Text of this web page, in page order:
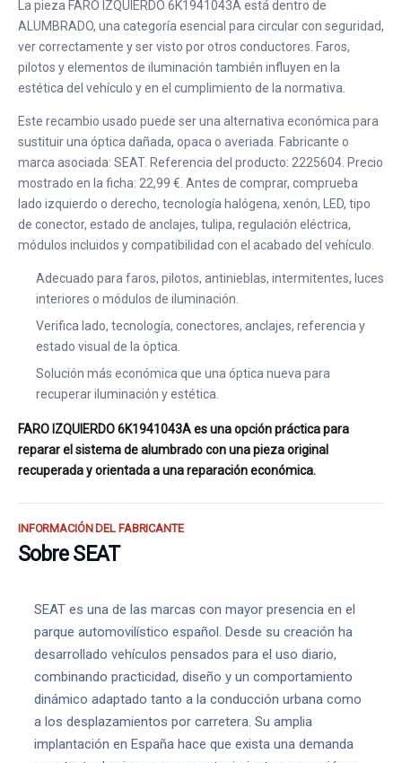
La pieza FARO IZQUIERDO 6K1941043A está dentro de
ALUMBRADO, una categoría esencial para circular con seguridad,
ver correctamente y ser visto por otros conductores. Faros,
pilotos y elementos de iluminación también influyen en la
estética del vehículo y en el cumplimiento de la normativa.
Este recambio usado puede ser una alternativa económica para
sustituir una óptica dañada, opaca o averiada. Fabricante o
marca asociada: SEAT. Referencia del producto: 2225604. Precio
mostrado en la ficha: 22,99 €. Antes de comprar, comprueba
lado izquierdo o derecho, tecnología halógena, xenón, LED, tipo
de conector, estado de anclajes, tulipa, regulación eléctrica,
módulos incluidos y compatibilidad con el acabado del vehículo.
Adecuado para faros, pilotos, antinieblas, intermitentes, luces
interiores o módulos de iluminación.
Verifica lado, tecnología, conectores, anclajes, referencia y
estado visual de la óptica.
Solución más económica que una óptica nueva para
recuperar iluminación y estética.
FARO IZQUIERDO 6K1941043A es una opción práctica para
reparar el sistema de alumbrado con una pieza original
recuperada y orientada a una reparación económica.
INFORMACIÓN DEL FABRICANTE
Sobre SEAT
SEAT es una de las marcas con mayor presencia en el
parque automovilístico español. Desde su creación ha
desarrollado vehículos pensados para el uso diario,
combinando practicidad, diseño y un comportamiento
dinámico adaptado tanto a la conducción urbana como
a los desplazamientos por carretera. Su amplia
implantación en España hace que exista una demanda